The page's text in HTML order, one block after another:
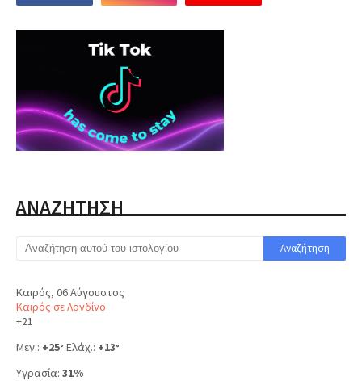
ΑΝΑΖΗΤΗΣΗ
Καιρός, 06 Αύγουστος
Καιρός σε Λονδίνο
+21
Μεγ.: +25° Ελάχ.: +13°
Υγρασία: 31%